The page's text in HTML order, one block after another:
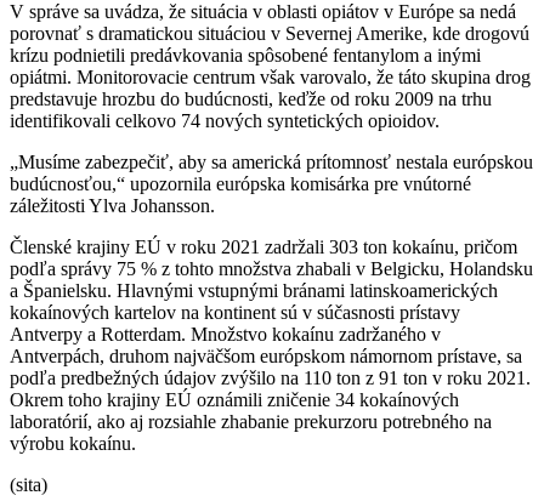
V správe sa uvádza, že situácia v oblasti opiátov v Európe sa nedá
porovnať s dramatickou situáciou v Severnej Amerike, kde drogovú
krízu podnietili predávkovania spôsobené fentanylom a inými
opiátmi. Monitorovacie centrum však varovalo, že táto skupina drog
predstavuje hrozbu do budúcnosti, keďže od roku 2009 na trhu
identifikovali celkovo 74 nových syntetických opioidov.
„Musíme zabezpečiť, aby sa americká prítomnosť nestala európskou
budúcnosťou,“ upozornila európska komisárka pre vnútorné
záležitosti Ylva Johansson.
Členské krajiny EÚ v roku 2021 zadržali 303 ton kokaínu, pričom
podľa správy 75 % z tohto množstva zhabali v Belgicku, Holandsku
a Španielsku. Hlavnými vstupnými bránami latinskoamerických
kokaínových kartelov na kontinent sú v súčasnosti prístavy
Antverpy a Rotterdam. Množstvo kokaínu zadržaného v
Antverpách, druhom najväčšom európskom námornom prístave, sa
podľa predbežných údajov zvýšilo na 110 ton z 91 ton v roku 2021.
Okrem toho krajiny EÚ oznámili zničenie 34 kokaínových
laboratórií, ako aj rozsiahle zhabanie prekurzoru potrebného na
výrobu kokaínu.
(sita)